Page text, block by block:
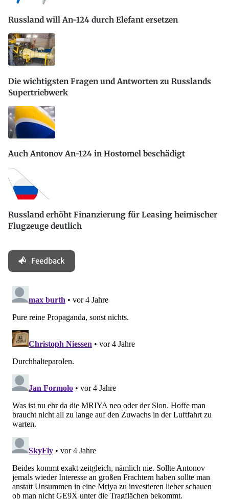
Russland will An-124 durch Elefant ersetzen
Die wichtigsten Fragen und Antworten zu Russlands
Supertriebwerk
Auch Antonov An-124 in Hostomel beschädigt
Russland erhöht Finanzierung für Leasing heimischer
Flugzeuge deutlich
Feedback